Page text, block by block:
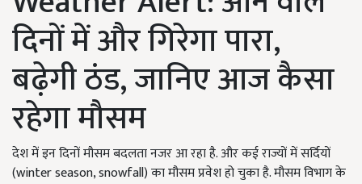
दिनों में और गिरेगा पारा,
बढ़ेगी ठंड, जानिए आज कैसा
रहेगा मौसम
देश में इन दिनों मौसम बदलता नजर आ रहा है. और कई राज्यों में सर्दियों
(winter season, snowfall) का मौसम प्रवेश हो चुका है. मौसम विभाग के